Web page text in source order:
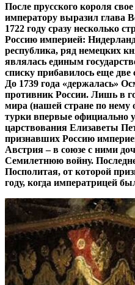
После прусского короля
императору выразил глава
1722 году сразу несколько
Россию империей:
республика, ряд немецких
являлась единым
списку прибавилось еще
До 1739 года «держалась»
противник России. Лишь в
мира (нашей стране по
турки впервые официально
царствования Елизаветы
признавших Россию
Австрия – в союзе с ними
Семилетнюю войну.
Посполитая, от которой
году, когда императрицей